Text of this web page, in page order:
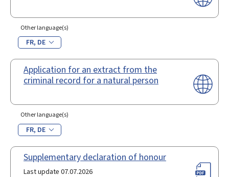
Other language(s)
FR DE
Application for an extract from the
criminal record for a natural person
Other language(s)
FR DE
Supplementary declaration of honour
Last update 07.07.2026